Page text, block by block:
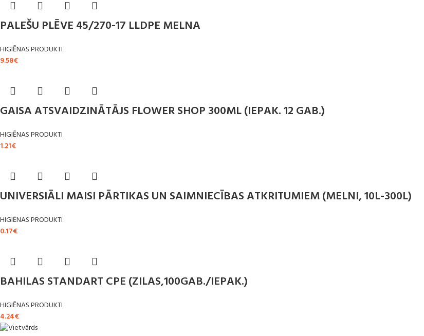
PALEŠU PLĒVE 45/270-17 LLDPE MELNA
HIGIĒNAS PRODUKTI
9.58€
GAISA ATSVAIDZINĀTĀJS FLOWER SHOP 300ML (IEPAK. 12 GAB.)
HIGIĒNAS PRODUKTI
1.21€
UNIVERSIĀLI MAISI PĀRTIKAS UN SAIMNIECĪBAS ATKRITUMIEM (MELNI, 10L-300L)
HIGIĒNAS PRODUKTI
0.17€
BAHILAS STANDART CPE (ZILAS,100GAB./IEPAK.)
HIGIĒNAS PRODUKTI
4.24€